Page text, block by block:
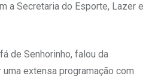
a Secretaria do Esporte, Lazer e
de Senhorinho, falou da
extensa programação com